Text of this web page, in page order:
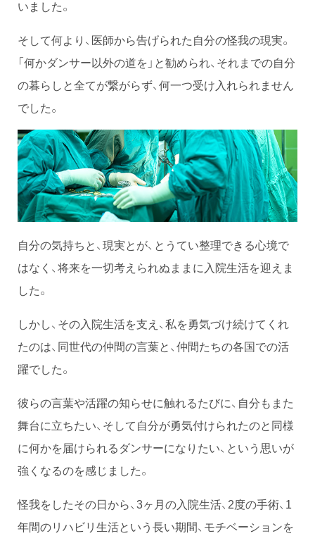
いました。
そして何より、医師から告げられた自分の怪我の現実。
「何かダンサー以外の道を」と勧められ、それまでの自分
の暮らしと全てが繋がらず、何一つ受け入れられません
でした。
自分の気持ちと、現実とが、とうてい整理できる心境で
はなく、将来を一切考えられぬままに入院生活を迎えま
した。
しかし、その入院生活を支え、私を勇気づけ続けてくれ
たのは、同世代の仲間の言葉と、仲間たちの各国での活
躍でした。
彼らの言葉や活躍の知らせに触れるたびに、自分もまた
舞台に立ちたい、そして自分が勇気付けられたのと同様
に何かを届けられるダンサーになりたい、という思いが
強くなるのを感じました。
怪我をしたその日から、3ヶ月の入院生活、2度の手術、1
年間のリハビリ生活という長い期間、モチベーションを